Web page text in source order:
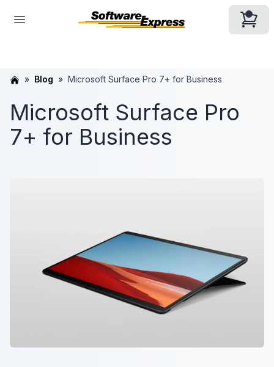
Blog Microsoft Surface Pro 7+ for Business
Microsoft Surface Pro
7+ for Business